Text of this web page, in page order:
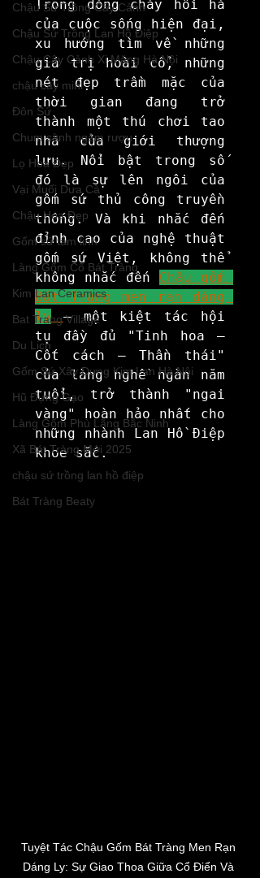
Chậu Sứ Trồng Cây Cảnh
Chậu Sứ Trồng Lan Hồ Điệp
Chậu Cây Cảnh Xi Măng Hà Nội
chậu cây mini
Đôn Sứ
Chum sành ngâm rượu
Lọ Hoa Đẹp
Vại Muối Dưa Cà
Chậu Hoa Đẹp
Gốm sứ tâm linh
Làng Gốm Cổ Bát Tràng
Kim Lan Ceramics
Bat Trang Village
Du Lịch
Gốm Sứ Xây Dựng Kim Lan Hà Nội
Hũ Đựng Gạo
Làng Gốm Phù Lãng Bắc Ninh
Xã Bát Tràng Mới 2025
chậu sứ trồng lan hồ điệp
Bát Tràng Beaty
Trong dòng chảy hối hả
của cuộc sống hiện đại,
xu hướng tìm về những
giá trị hoài cổ, những
nét đẹp trầm mặc của
thời gian đang trở
thành một thú chơi tao
nhã của giới thượng
lưu. Nổi bật trong số
đó là sự lên ngôi của
gốm sứ thủ công truyền
thống. Và khi nhắc đến
đỉnh cao của nghệ thuật
gốm sứ Việt, không thể
không nhắc đến Chậu gốm
Bát Tràng men rạn dáng
ly
– một kiệt tác hội
tụ đầy đủ "Tinh hoa –
Cốt cách – Thần thái"
của làng nghề ngàn năm
tuổi, trở thành "ngai
vàng" hoàn hảo nhất cho
những nhành Lan Hồ Điệp
khoe sắc.
Tuyệt Tác Chậu Gốm Bát Tràng Men Rạn
Dáng Ly: Sự Giao Thoa Giữa Cổ Điển Và